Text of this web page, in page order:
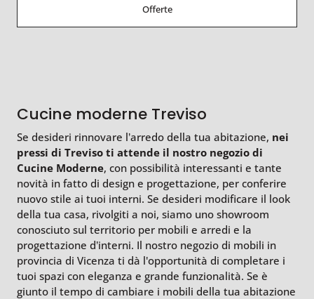
Offerte
Cucine moderne Treviso
Se desideri rinnovare l’arredo della tua abitazione, nei
pressi di Treviso ti attende il nostro negozio di
Cucine Moderne, con possibilità interessanti e tante
novità in fatto di design e progettazione, per conferire
nuovo stile ai tuoi interni. Se desideri modificare il look
della tua casa, rivolgiti a noi, siamo uno showroom
conosciuto sul territorio per mobili e arredi e la
progettazione d’interni. Il nostro negozio di mobili in
provincia di Vicenza ti dà l'opportunità di completare i
tuoi spazi con eleganza e grande funzionalità. Se è
giunto il tempo di cambiare i mobili della tua abitazione